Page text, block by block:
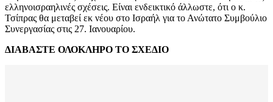
ελληνοισραηλινές σχέσεις. Είναι ενδεικτικό άλλωστε, ότι ο κ.
Τσίπρας θα μεταβεί εκ νέου στο Ισραήλ για το Ανώτατο Συμβούλιο
Συνεργασίας στις 27. Ιανουαρίου.
ΔΙΑΒΑΣΤΕ ΟΛΟΚΛΗΡΟ ΤΟ ΣΧΕΔΙΟ